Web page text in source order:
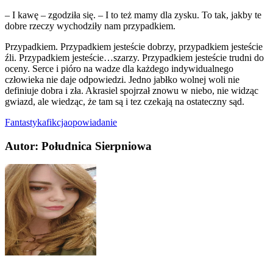
– I kawę – zgodziła się. – I to też mamy dla zysku. To tak, jakby te
dobre rzeczy wychodziły nam przypadkiem.
Przypadkiem. Przypadkiem jesteście dobrzy, przypadkiem jesteście
źli. Przypadkiem jesteście…szarzy. Przypadkiem jesteście trudni do
oceny. Serce i pióro na wadze dla każdego indywidualnego
człowieka nie daje odpowiedzi. Jedno jabłko wolnej woli nie
definiuje dobra i zła. Akrasiel spojrzał znowu w niebo, nie widząc
gwiazd, ale wiedząc, że tam są i tez czekają na ostateczny sąd.
Fantastykafikcjaopowiadanie
Autor: Południca Sierpniowa